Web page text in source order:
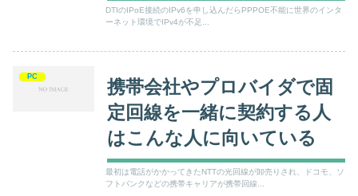
DTIのIPoE接続のIPv6を申し込んだらPPPOE不能に世界のインタ
ーネット環境でIPv4が不足...
PC
携帯会社やプロバイダで固
定回線を一緒に契約する人
はこんな人に向いている
最初は電話がかかってきたNTTの光回線が卸売りされ、ドコモ、ソ
フトバンクなどの携帯キャリアが携帯回線...